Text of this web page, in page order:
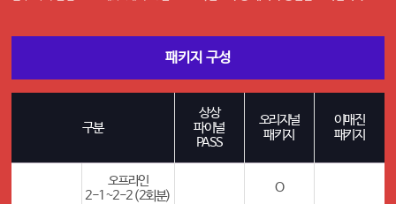
패키지 구성
구분
상상
파이널
PASS
오리지널
패키지
이매진
패키지
오프라인
2-1~2-2 (2회분)
O